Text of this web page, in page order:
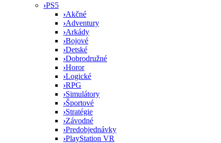
›PS5
›Akčné
›Adventury
›Arkády
›Bojové
›Detské
›Dobrodružné
›Horor
›Logické
›RPG
›Simulátory
›Športové
›Stratégie
›Závodné
›Predobjednávky
›PlayStation VR